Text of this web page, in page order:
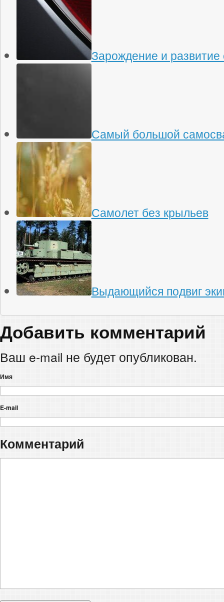
Зарождение и
Самый большой
Самолет без крыльев
Выдающийся подвиг
Добавить комментарий
Ваш e-mail не будет опубликован.
Имя
E-mail
Комментарий